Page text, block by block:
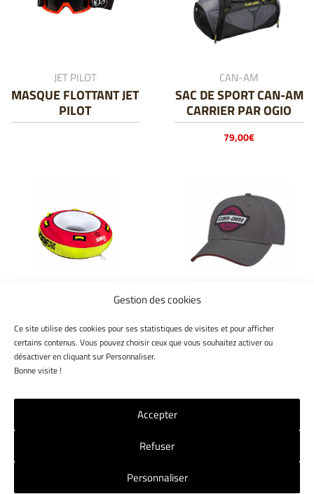
Gestion des cookies
Ce site utilise des cookies pour ses statistiques de visites et pour afficher
certains contenus. Vous pouvez choisir ceux que vous souhaitez activer ou
désactiver en cliquant sur Personnaliser.
Bonne visite !
Accepter
Refuser
Personnaliser
JET PILOT
MASQUE FLOTTANT JET
PILOT
CAN-AM
SAC DE SPORT CAN-AM
CARRIER PAR OGIO
79,00€
BOUÉE GIANT III 3
PERSONNES JOBE
169,00
CASQUETTE CAN-AM
« CLASSIQUE ».